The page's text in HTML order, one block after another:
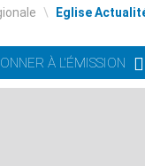
\ Eglise
À L'ÉMISSION